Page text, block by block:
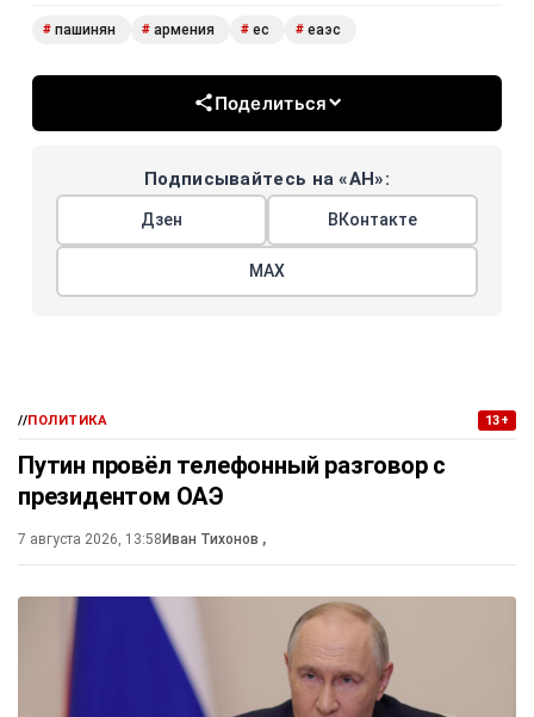
# пашинян # армения # ес # еаэс
Поделиться
Подписывайтесь на «АН»:
Дзен ВКонтакте
МАХ
//ПОЛИТИКА 13+
Путин провёл телефонный разговор с
президентом ОАЭ
7 августа 2026, 13:58 Иван Тихонов ,